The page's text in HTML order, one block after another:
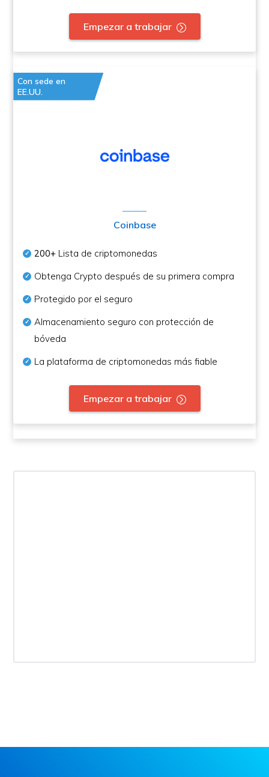
Empezar a trabajar
Con sede en
EE.UU.
Coinbase
200+ Lista de criptomonedas
Obtenga Crypto después de su primera compra
Protegido por el seguro
Almacenamiento seguro con protección de
bóveda
La plataforma de criptomonedas más fiable
Empezar a trabajar